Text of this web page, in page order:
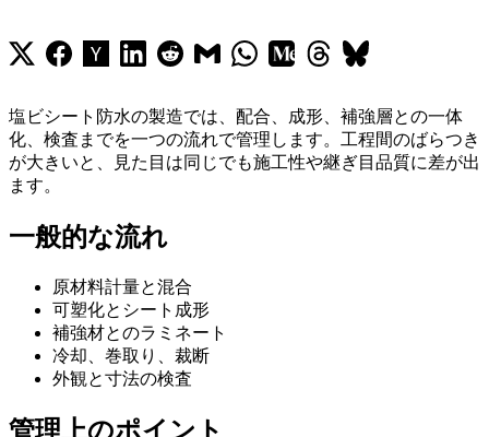
塩ビシート防水の製造では、配合、成形、補強層との一体
化、検査までを一つの流れで管理します。工程間のばらつき
が大きいと、見た目は同じでも施工性や継ぎ目品質に差が出
ます。
一般的な流れ
原材料計量と混合
可塑化とシート成形
補強材とのラミネート
冷却、巻取り、裁断
外観と寸法の検査
管理上のポイント